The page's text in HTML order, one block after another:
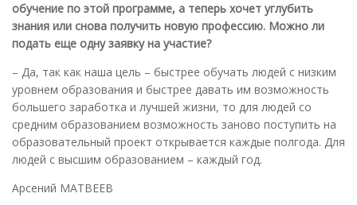
обучение по этой программе, а теперь хочет углубить
знания или снова получить новую профессию. Можно ли
подать еще одну заявку на участие?
– Да, так как наша цель – быстрее обучать людей с низким
уровнем образования и быстрее давать им возможность
большего заработка и лучшей жизни, то для людей со
средним образованием возможность заново поступить на
образовательный проект открывается каждые полгода. Для
людей с высшим образованием – каждый год.
Арсений МАТВЕЕВ